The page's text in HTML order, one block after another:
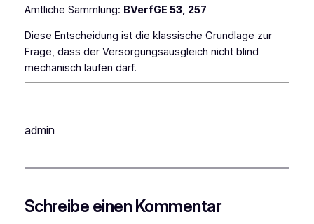
Amtliche Sammlung: BVerfGE 53, 257
Diese Entscheidung ist die klassische Grundlage zur
Frage, dass der Versorgungsausgleich nicht blind
mechanisch laufen darf.
admin
Schreibe einen Kommentar